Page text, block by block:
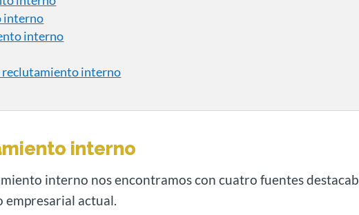
interno
interno
reclutamiento interno
interno
interno nos encontramos con cuatro fuentes
empresarial actual.